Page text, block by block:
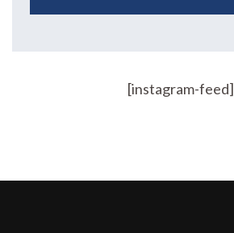
[instagram-feed]